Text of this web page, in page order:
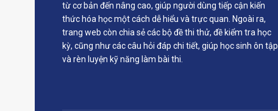
từ cơ bản đến nâng cao, giúp người dùng tiếp cận kiến
thức hóa học một cách dễ hiểu và trực quan. Ngoài ra,
trang web còn chia sẻ các bộ đề thi thử, đề kiểm tra học
kỳ, cũng như các câu hỏi đáp chi tiết, giúp học sinh ôn tập
và rèn luyện kỹ năng làm bài thi.